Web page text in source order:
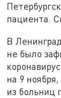
пациента.
В
не было
на 9
из больниц